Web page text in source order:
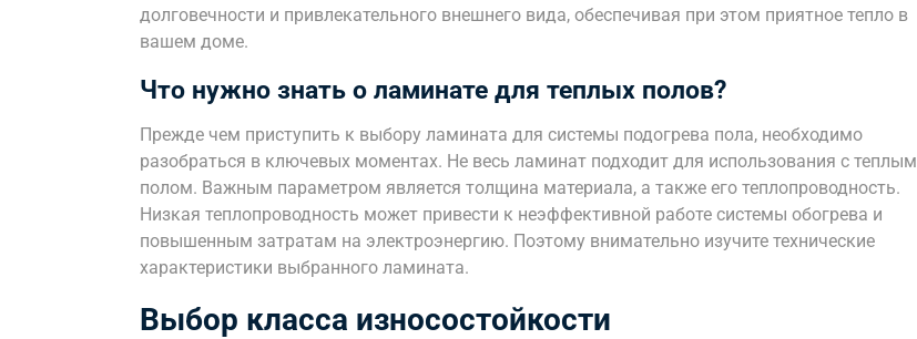
долговечности и привлекательного внешнего вида, обеспечивая при этом приятное тепло в
вашем доме.
Что нужно знать о ламинате для теплых полов?
Прежде чем приступить к выбору ламината для системы подогрева пола, необходимо
разобраться в ключевых моментах. Не весь ламинат подходит для использования с теплым
полом. Важным параметром является толщина материала, а также его теплопроводность.
Низкая теплопроводность может привести к неэффективной работе системы обогрева и
повышенным затратам на электроэнергию. Поэтому внимательно изучите технические
характеристики выбранного ламината.
Выбор класса износостойкости